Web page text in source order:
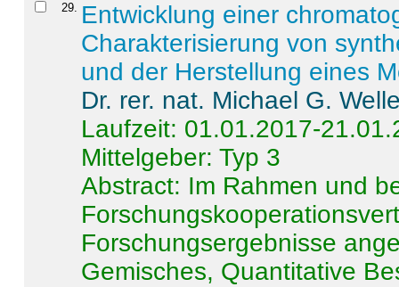
29. Entwicklung einer
Charakterisierung von
und der Herstellung eines
Dr. rer. nat. Michael G.
Laufzeit: 01.01.2017-
Mittelgeber: Typ 3
Abstract: Im Rahmen und
Forschungsergebnisse
Gemisches, Quantitative